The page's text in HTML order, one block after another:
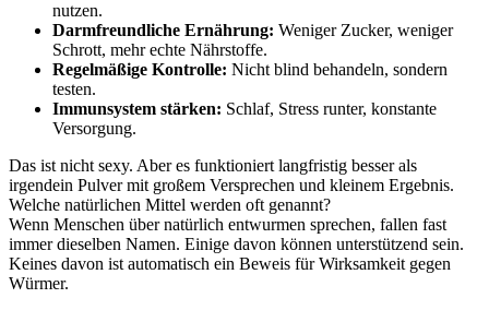
nutzen.
Darmfreundliche Ernährung: Weniger Zucker, weniger
Schrott, mehr echte Nährstoffe.
Regelmäßige Kontrolle: Nicht blind behandeln, sondern
testen.
Immunsystem stärken: Schlaf, Stress runter, konstante
Versorgung.
Das ist nicht sexy. Aber es funktioniert langfristig besser als
irgendein Pulver mit großem Versprechen und kleinem Ergebnis.
Welche natürlichen Mittel werden oft genannt?
Wenn Menschen über natürlich entwurmen sprechen, fallen fast
immer dieselben Namen. Einige davon können unterstützend sein.
Keines davon ist automatisch ein Beweis für Wirksamkeit gegen
Würmer.